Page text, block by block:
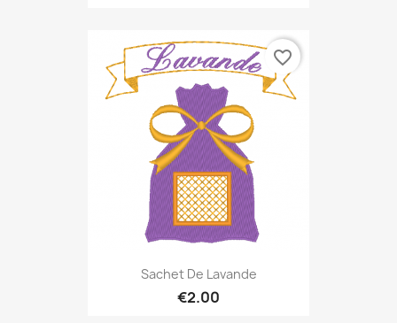
Sachet De Lavande
€2.00
favorite_border